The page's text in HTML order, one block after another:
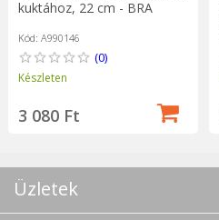
kuktához, 22 cm - BRA
Kód: A990146
(0)
Készleten
3 080 Ft
Üzletek